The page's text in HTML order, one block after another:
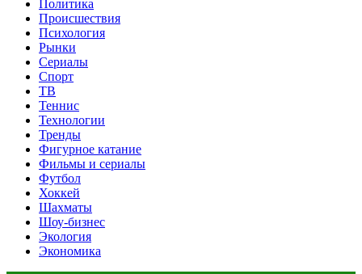
Политика
Происшествия
Психология
Рынки
Сериалы
Спорт
ТВ
Теннис
Технологии
Тренды
Фигурное катание
Фильмы и сериалы
Футбол
Хоккей
Шахматы
Шоу-бизнес
Экология
Экономика